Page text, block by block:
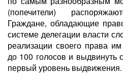
(попечители)
Граждане, обладающие
системе делегации власти
реализации своего права
до 100 голосов и выдвинуть
первый уровень выдвижения.